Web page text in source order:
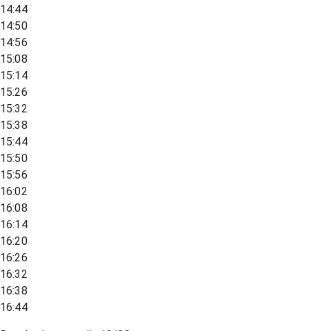
14:44
14:50
14:56
15:08
15:14
15:26
15:32
15:38
15:44
15:50
15:56
16:02
16:08
16:14
16:20
16:26
16:32
16:38
16:44